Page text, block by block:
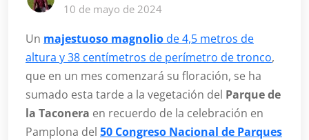
10 de mayo de 2024
Un majestuoso magnolio de 4,5 metros de
altura y 38 centímetros de perímetro de tronco,
que en un mes comenzará su floración, se ha
sumado esta tarde a la vegetación del Parque de
la Taconera en recuerdo de la celebración en
Pamplona del 50 Congreso Nacional de Parques